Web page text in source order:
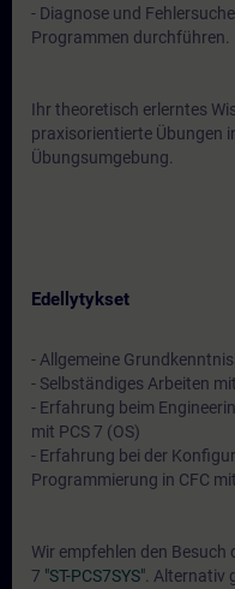
- Diagnose und
Programmen durchführen.
Ihr theoretisch erlerntes
praxisorientierte Übungen
Übungsumgebung.
Edellytykset
- Allgemeine
- Selbständiges Arbeiten
- Erfahrung beim
mit PCS 7 (OS)
- Erfahrung bei der
Programmierung in CFC
Wir empfehlen den Besuch
7 "ST-PCS7SYS" .